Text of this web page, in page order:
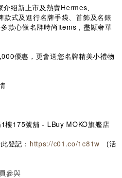
绍新上市及熱賣Hermes、
式及進行名牌手袋、首飾及名錶
款心儀名牌時尚items，盡顯奢華
優惠，更會送您名牌精美小禮物
樓175號舖 - LBuy MOKO旗艦店
登記： https://c01.co/1c81w (活
參與